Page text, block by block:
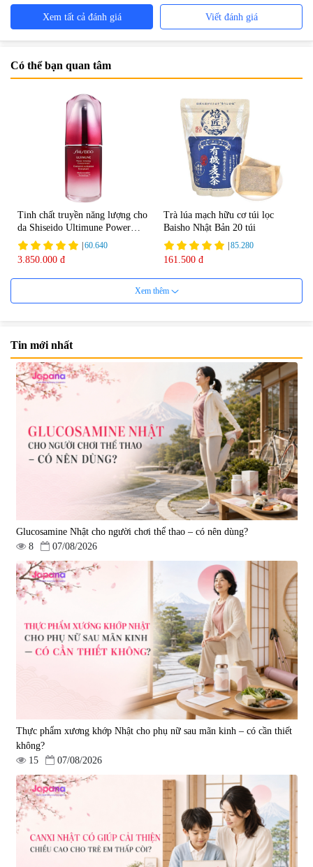
Xem tất cả đánh giá Viết đánh giá
Có thể bạn quan tâm
Tinh chất truyền năng lượng cho
da Shiseido Ultimune Power
75ml
60.640
3.850.000 đ
Trà lúa mạch hữu cơ túi lọc
Baisho Nhật Bản 20 túi
85.280
161.500 đ
Viên uống bổ não Ribeto Shoji
|57.920
1.450.000 đ
Viên nang uống cải thiện thị lực,
trí nhớ DHA + EPA + Flaxseed
Oil 30 viên/gói - Date 02/2027
|52.346
225.000 đ
Tẩy tế bào chết Nichiei Bussan
Nano NMN+ Peeling Gel
|0
1.490.000 đ
Viên uống hỗ trợ bền thành
mạch, ngừa tai biến Elastin Plus
& Nattokinase Hokoen 80 viên
0
980.000 đ
Viên uống bổ gan Ribeto Shoji
Hepaclean 60 viên
690.000 đ
Viên uống hỗ trợ cải thiện thoát
vị đĩa đệm Kyoto Has 30 viên
|14.560
1.600.000 đ
Xem thêm
Tin mới nhất
Glucosamine Nhật cho người chơi thể thao – có nên dùng?
8
07/08/2026
Thực phẩm xương khớp Nhật cho phụ nữ sau mãn kinh – có cần thiết
không?
15
07/08/2026